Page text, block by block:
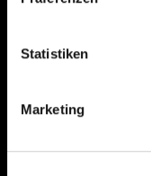
Statistiken
Marketing
筋力の回復が早い
同化環境
怪我の予防